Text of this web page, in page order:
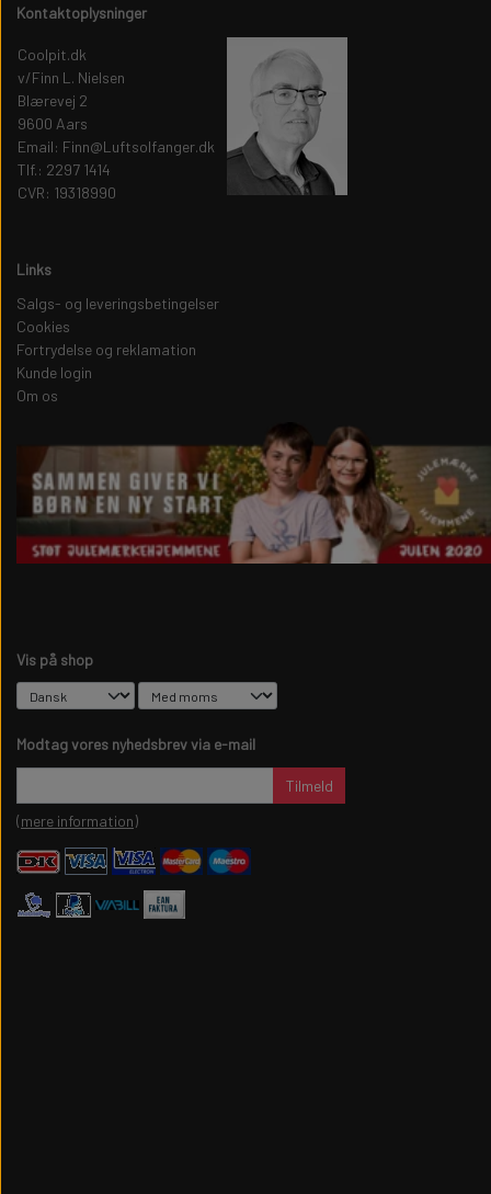
Kontaktoplysninger
Coolpit.dk
v/Finn L. Nielsen
Blærevej 2
9600 Aars
Email: Finn@Luftsolfanger.dk
Tlf.: 2297 1414
CVR: 19318990
Links
Salgs- og leveringsbetingelser
Cookies
Fortrydelse og reklamation
Kunde login
Om os
Vis på shop
Modtag vores nyhedsbrev via e-mail
Tilmeld
(mere information)